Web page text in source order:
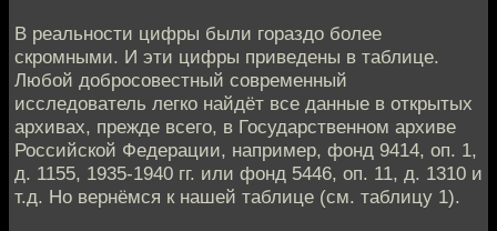
В реальности цифры были гораздо более
скромными. И эти цифры приведены в таблице.
Любой добросовестный современный
исследователь легко найдёт все данные в открытых
архивах, прежде всего, в Государственном архиве
Российской Федерации, например, фонд 9414, оп. 1,
д. 1155, 1935-1940 гг. или фонд 5446, оп. 11, д. 1310 и
т.д. Но вернёмся к нашей таблице (см. таблицу 1).